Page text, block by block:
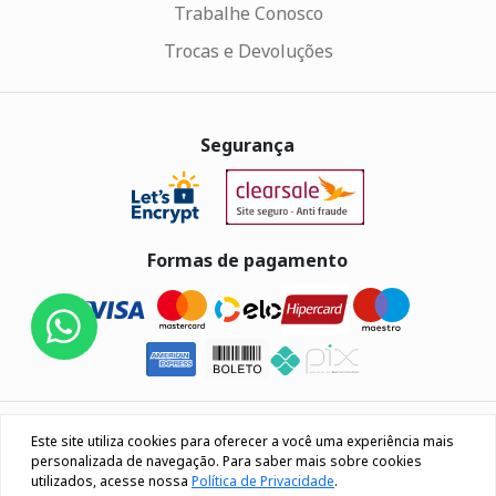
Trabalhe Conosco
Trocas e Devoluções
Segurança
Formas de pagamento
Eletrus Componentes Eletrônicos - CNPJ
04.080.033/0001-40
Rua Os 18 do forte, 692, Bairro Lourdes Caxias do Sul / RS
Este site utiliza cookies para oferecer a você uma experiência mais
personalizada de navegação. Para saber mais sobre cookies
utilizados, acesse nossa Política de Privacidade.